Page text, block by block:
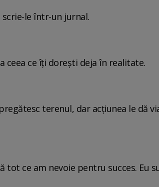
le într-un jurnal.
ceea ce îți dorești deja în realitate.
terenul, dar acțiunea le dă
tot ce am nevoie pentru succes. Eu